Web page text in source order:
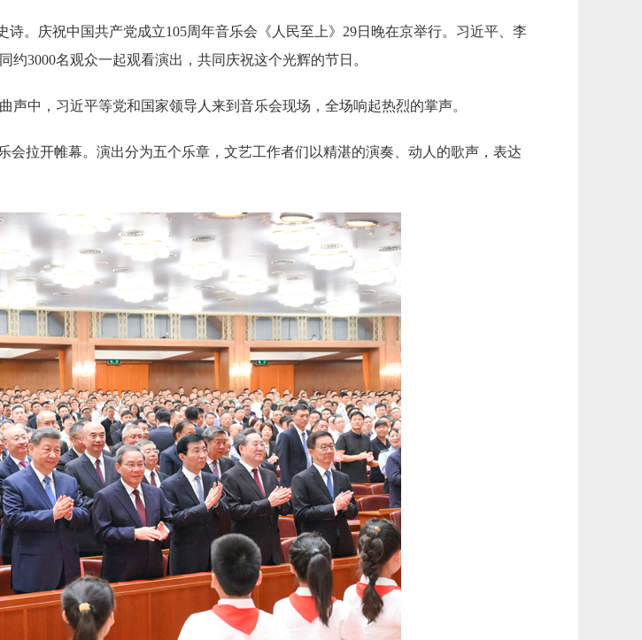
。庆祝中国共产党成立105周年音乐会《人民至上》29日晚在京举行。习近平、李
3000名观众一起观看演出，共同庆祝这个光辉的节日。
声中，习近平等党和国家领导人来到音乐会现场，全场响起热烈的掌声。
拉开帷幕。演出分为五个乐章，文艺工作者们以精湛的演奏、动人的歌声，表达